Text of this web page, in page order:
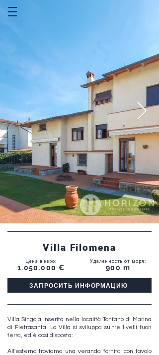
Villa Filomena
Цена в евро:
1.050.000 €
Удаленность от моря :
900 m
ЗАПРОСИТЬ ИНФОРМАЦИЮ
Villa Singola inserita nella località Tonfano di Marina
di Pietrasanta. La Villa si sviluppa su tre livelli fuori
terra, ed è così disposta:
All'esterno troviamo una veranda fornita con tavolo